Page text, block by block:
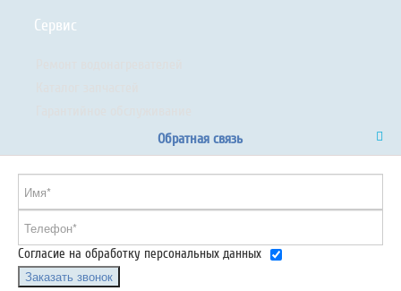
Сервис
Обратная связь
Согласие на обработку персональных данных
Заказать звонок